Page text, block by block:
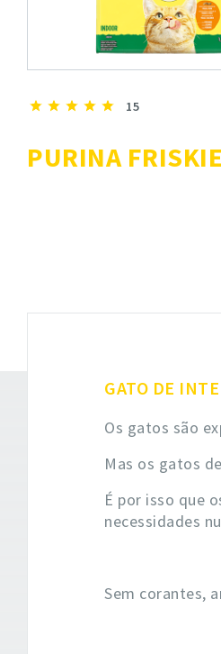
15
PURINA
GATO DE
Os gatos são
Mas os gatos
É por isso que
necessidades
Sem corantes,